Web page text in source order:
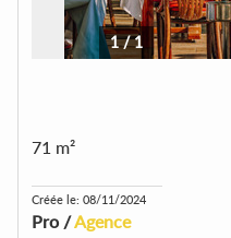
1/1
71 m²
Créée le: 08/11/2024
Pro /Agence